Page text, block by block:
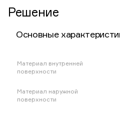
Решение
Основные
Материал внутренней
поверхности
Материал наружной
поверхности